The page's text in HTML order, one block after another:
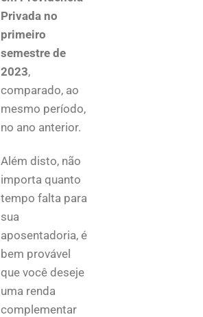
Privada no
primeiro
semestre de
2023,
comparado, ao
mesmo período,
no ano anterior.
Além disto, não
importa quanto
tempo falta para
sua
aposentadoria, é
bem provável
que você deseje
uma renda
complementar